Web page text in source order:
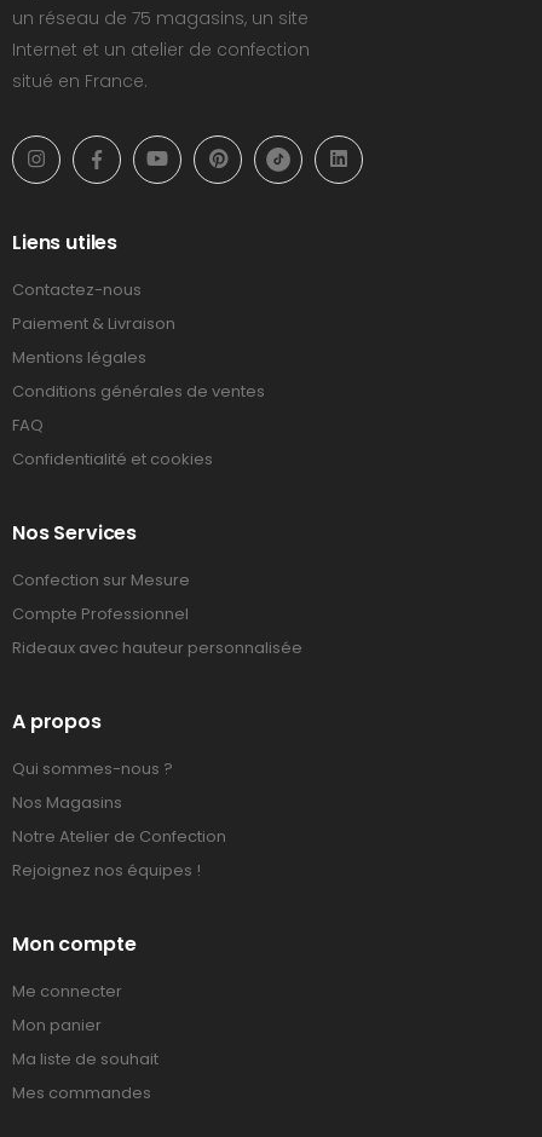
un réseau de 75 magasins, un site
Internet et un atelier de confection
situé en France.
Liens utiles
Contactez-nous
Paiement & Livraison
Mentions légales
Conditions générales de ventes
FAQ
Confidentialité et cookies
Nos Services
Confection sur Mesure
Compte Professionnel
Rideaux avec hauteur personnalisée
A propos
Qui sommes-nous ?
Nos Magasins
Notre Atelier de Confection
Rejoignez nos équipes !
Mon compte
Me connecter
Mon panier
Ma liste de souhait
Mes commandes